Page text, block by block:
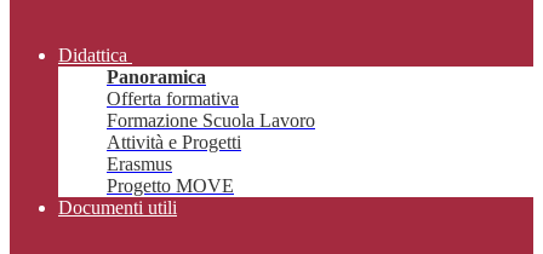
Didattica
Panoramica
Offerta formativa
Formazione Scuola Lavoro
Attività e Progetti
Erasmus
Progetto MOVE
Documenti utili